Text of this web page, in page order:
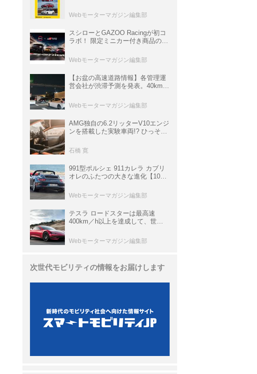
ムック
Webモーターマガジン編集部
スシローとGAZOO Racingが初コ
ラボ！ 限定ミニカー付き商品の
ト体験があたる抽選企画などを展
Webモーターマガジン編集部
【お盆の高速道路情報】各管理運
営会社が渋滞予測を発表。40km以
数ある
Webモーターマガジン編集部
AMG独自の6.2リッターV10エンジ
ンを搭載した実験車両!? ひっそり
P900 プロトタイプ」とは
石橋 寛
991型ポルシェ 911カレラ カブリ
オレのふたつの大きな進化【10年
Webモーターマガジン編集部
テスラ ロードスターは最高速
400km／h以上を達成して、世界
ーカークロニクル・完全版／
113】
Webモーターマガジン編集部
次世代モビリティの情報をお届けします